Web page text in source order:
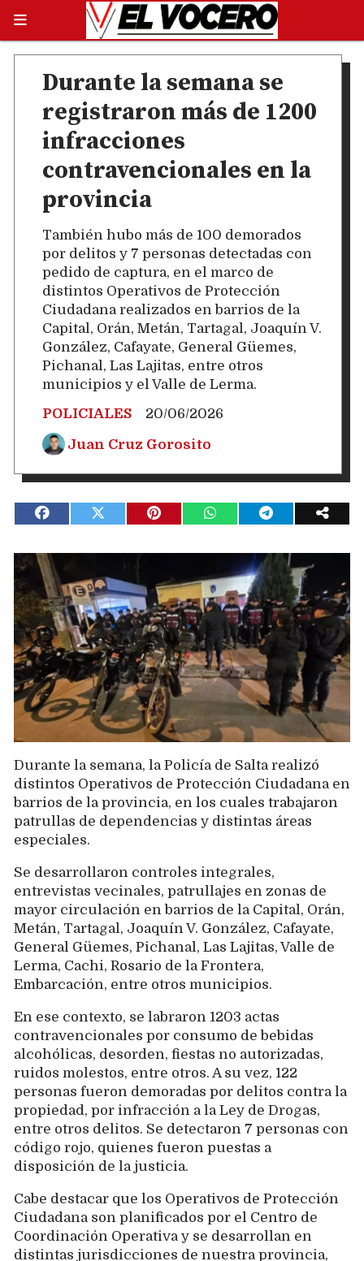
Durante la semana se
registraron más de 1200
infracciones
contravencionales en la
provincia
También hubo más de 100 demorados
por delitos y 7 personas detectadas con
pedido de captura, en el marco de
distintos Operativos de Protección
Ciudadana realizados en barrios de la
Capital, Orán, Metán, Tartagal, Joaquín V.
González, Cafayate, General Güemes,
Pichanal, Las Lajitas, entre otros
municipios y el Valle de Lerma.
POLICIALES
20/06/2026
Juan Cruz Gorosito
Durante la semana, la Policía de Salta realizó
distintos Operativos de Protección Ciudadana en
barrios de la provincia, en los cuales trabajaron
patrullas de dependencias y distintas áreas
especiales.
Se desarrollaron controles integrales,
entrevistas vecinales, patrullajes en zonas de
mayor circulación en barrios de la Capital, Orán,
Metán, Tartagal, Joaquín V. González, Cafayate,
General Güemes, Pichanal, Las Lajitas, Valle de
Lerma, Cachi, Rosario de la Frontera,
Embarcación, entre otros municipios.
En ese contexto, se labraron 1203 actas
contravencionales por consumo de bebidas
alcohólicas, desorden, fiestas no autorizadas,
ruidos molestos, entre otros. A su vez, 122
personas fueron demoradas por delitos contra la
propiedad, por infracción a la Ley de Drogas,
entre otros delitos. Se detectaron 7 personas con
código rojo, quienes fueron puestas a
disposición de la justicia.
Cabe destacar que los Operativos de Protección
Ciudadana son planificados por el Centro de
Coordinación Operativa y se desarrollan en
distintas jurisdicciones de nuestra provincia,